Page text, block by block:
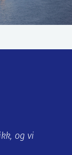
og vi